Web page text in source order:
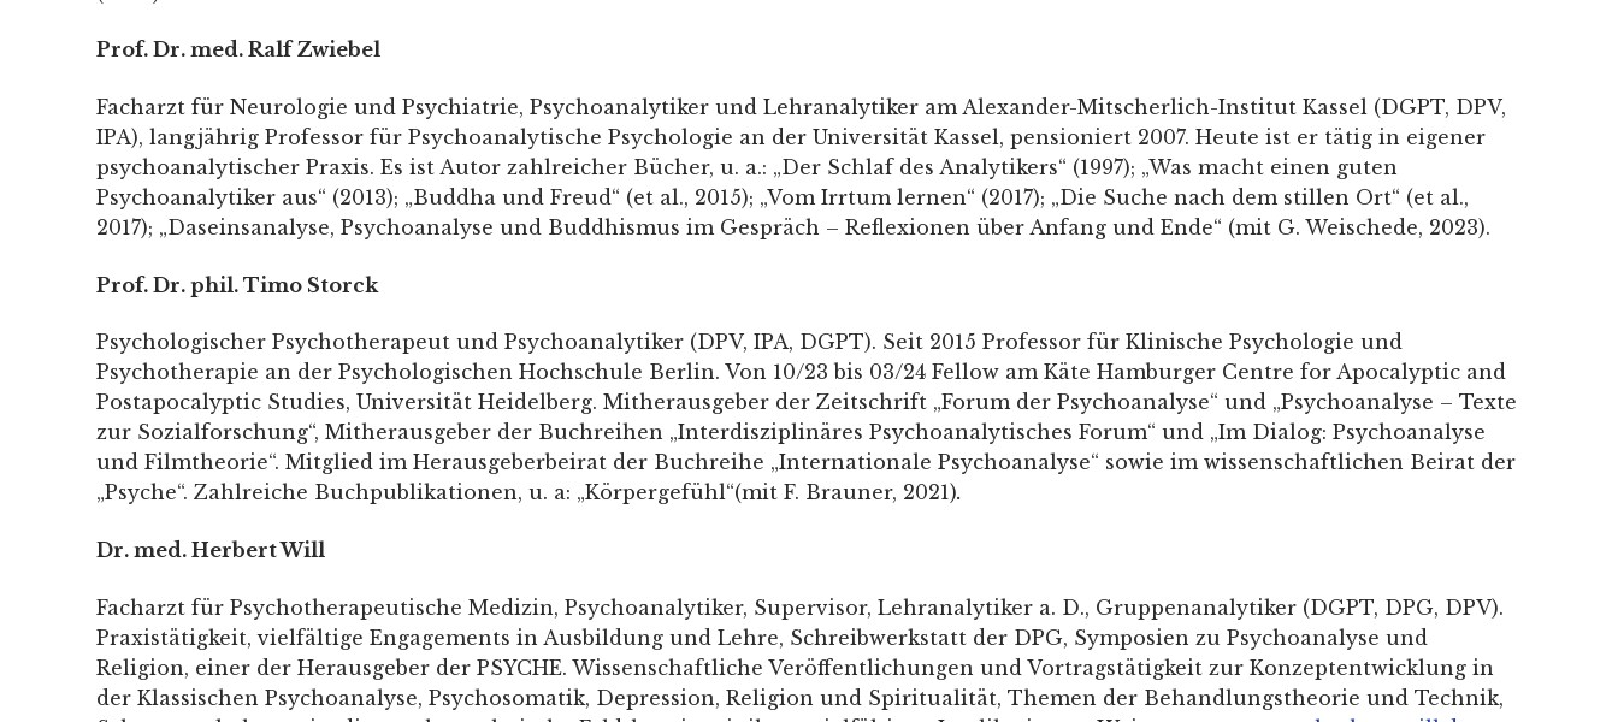
Prof. Dr. med. Ralf Zwiebel
Facharzt für Neurologie und Psychiatrie, Psychoanalytiker und Lehranalytiker am Alexander-Mitscherlich-Institut Kassel (DGPT, DPV,
IPA), langjährig Professor für Psychoanalytische Psychologie an der Universität Kassel, pensioniert 2007. Heute ist er tätig in eigener
psychoanalytischer Praxis. Es ist Autor zahlreicher Bücher, u. a.: „Der Schlaf des Analytikers“ (1997); „Was macht einen guten
Psychoanalytiker aus“ (2013); „Buddha und Freud“ (et al., 2015); „Vom Irrtum lernen“ (2017); „Die Suche nach dem stillen Ort“ (et al.,
2017); „Daseinsanalyse, Psychoanalyse und Buddhismus im Gespräch – Reflexionen über Anfang und Ende“ (mit G. Weischede, 2023).
Prof. Dr. phil. Timo Storck
Psychologischer Psychotherapeut und Psychoanalytiker (DPV, IPA, DGPT). Seit 2015 Professor für Klinische Psychologie und
Psychotherapie an der Psychologischen Hochschule Berlin. Von 10/23 bis 03/24 Fellow am Käte Hamburger Centre for Apocalyptic and
Postapocalyptic Studies, Universität Heidelberg. Mitherausgeber der Zeitschrift „Forum der Psychoanalyse“ und „Psychoanalyse – Texte
zur Sozialforschung“, Mitherausgeber der Buchreihen „Interdisziplinäres Psychoanalytisches Forum“ und „Im Dialog: Psychoanalyse
und Filmtheorie“. Mitglied im Herausgeberbeirat der Buchreihe „Internationale Psychoanalyse“ sowie im wissenschaftlichen Beirat der
„Psyche“. Zahlreiche Buchpublikationen, u. a: „Körpergefühl“(mit F. Brauner, 2021).
Dr. med. Herbert Will
Facharzt für Psychotherapeutische Medizin, Psychoanalytiker, Supervisor, Lehranalytiker a. D., Gruppenanalytiker (DGPT, DPG, DPV).
Praxistätigkeit, vielfältige Engagements in Ausbildung und Lehre, Schreibwerkstatt der DPG, Symposien zu Psychoanalyse und
Religion, einer der Herausgeber der PSYCHE. Wissenschaftliche Veröffentlichungen und Vortragstätigkeit zur Konzeptentwicklung in
der Klassischen Psychoanalyse, Psychosomatik, Depression, Religion und Spiritualität, Themen der Behandlungstheorie und Technik,